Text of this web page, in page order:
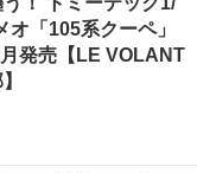
「105系クーペ」
発売【LE VOLANT